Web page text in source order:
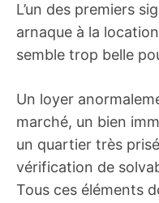
L’un des premiers
arnaque à la
semble trop belle
Un loyer
marché, un bien
un quartier très
vérification de
Tous ces éléments